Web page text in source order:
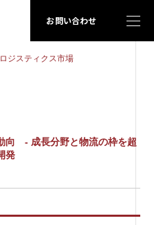
お問い合わせ
ロジスティクス市場
向 - 成長分野と物流の枠を超
発